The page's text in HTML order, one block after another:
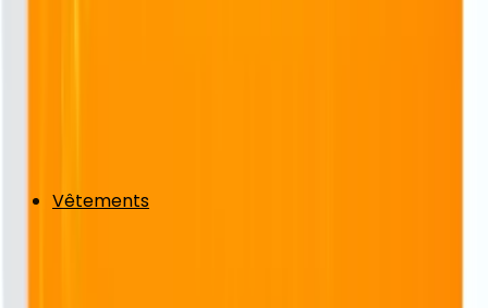
Vêtements